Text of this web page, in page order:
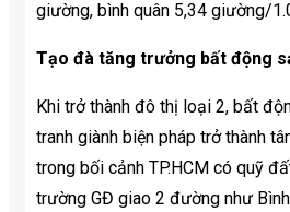
giường, bình quân 5,34 giường/
Tạo đà tăng trưởng bất động
Khi trở thành đô thị loại 2, bất
tranh giành biện pháp trở thành
trong bối cảnh TP.HCM có quỹ
trường GĐ giao 2 đường như